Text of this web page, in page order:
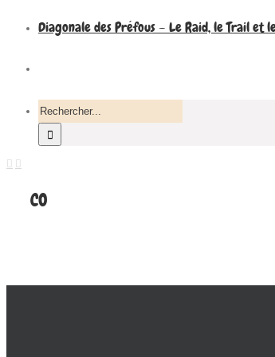
Diagonale des Préfous – Le Raid, le Trail et
Recherche
pour
CO